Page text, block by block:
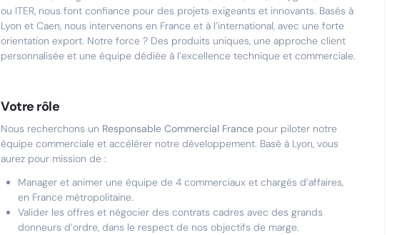
ou ITER, nous font confiance pour des projets exigeants et innovants. Basés à
Lyon et Caen, nous intervenons en France et à l’international, avec une forte
orientation export. Notre force ? Des produits uniques, une approche client
personnalisée et une équipe dédiée à l’excellence technique et commerciale.
Votre rôle
Nous recherchons un Responsable Commercial France pour piloter notre
équipe commerciale et accélérer notre développement. Basé à Lyon, vous
aurez pour mission de :
Manager et animer une équipe de 4 commerciaux et chargés d’affaires,
en France métropolitaine.
Valider les offres et négocier des contrats cadres avec des grands
donneurs d’ordre, dans le respect de nos objectifs de marge.